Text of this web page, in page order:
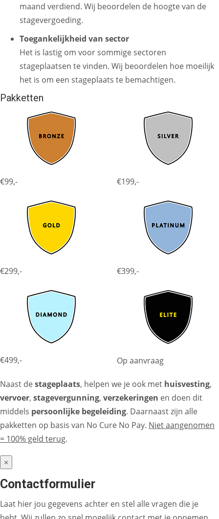
maand verdiend. Wij beoordelen de hoogte van de
stagevergoeding.
Toegankelijkheid van sector
Het is lastig om voor sommige sectoren
stageplaatsen te vinden. Wij beoordelen hoe moeilijk
het is om een stageplaats te bemachtigen.
Pakketten
€99,- €199,-
€299,- €399,-
€499,- Op aanvraag
Naast destageplaats, helpen we je ook met huisvesting,
vervoer, stagevergunning, verzekeringen en doen dit
middels persoonlijke begeleiding. Daarnaast zijn alle
pakketten op basis van No Cure No Pay. Niet aangenomen
= 100% geld terug.
×
Contactformulier
Laat hier jou gegevens achter en stel alle vragen die je